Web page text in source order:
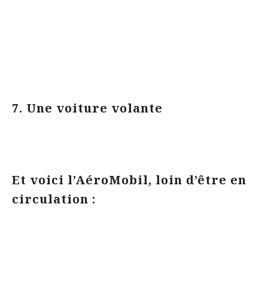
7. Une voiture volante
Et voici l’AéroMobil, loin d’être en
circulation :